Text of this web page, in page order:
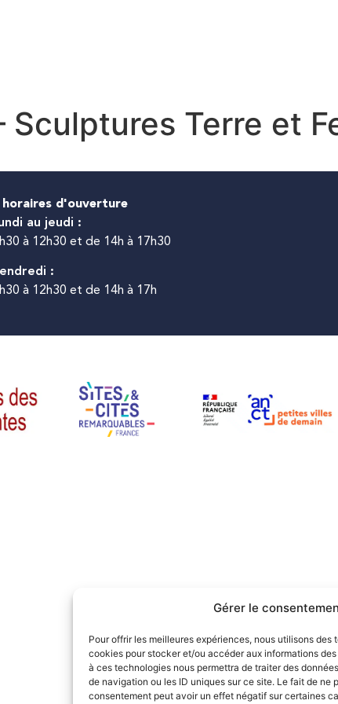
Gérer le
Pour offrir les meilleures expériences, nous utilisons des
cookies pour stocker et/ou accéder aux informations
à ces technologies nous permettra de traiter des
de navigation ou les ID uniques sur ce site. Le fait de ne
consentement peut avoir un effet négatif sur certaines
Sculptures Terre et
horaires d'ouverture
au jeudi :
à 12h30 et de 14h à 17h30
:
à 12h30 et de 14h à 17h